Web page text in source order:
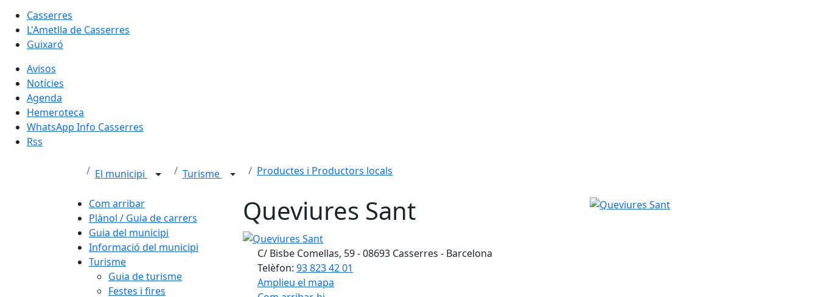
Casserres
L'Ametlla de Casserres
Guixaró
Avisos
Notícies
Agenda
Hemeroteca
WhatsApp Info Casserres
Rss
El municipi Turisme Productes i Productors locals
Com arribar
Plànol / Guia de carrers
Guia del municipi
Informació del municipi
Turisme
Guia de turisme
Festes i fires
Queviures Sant
Queviures Sant
C/ Bisbe Comellas, 59 - 08693 Casserres - Barcelona
Telèfon: 93 823 42 01
Amplieu el mapa
Queviures Sant